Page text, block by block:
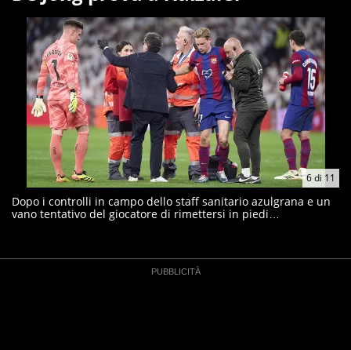
6di 11
Dopo i controlli in campo dello staff sanitario azulgrana e un
vano tentativo del giocatore di rimettersi in piedi…